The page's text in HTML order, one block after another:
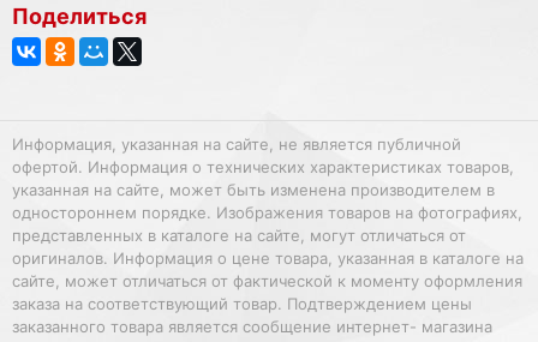
Поделиться
Информация, указанная на сайте, не является публичной
офертой. Информация о технических характеристиках товаров,
указанная на сайте, может быть изменена производителем в
одностороннем порядке. Изображения товаров на фотографиях,
представленных в каталоге на сайте, могут отличаться от
оригиналов. Информация о цене товара, указанная в каталоге на
сайте, может отличаться от фактической к моменту оформления
заказа на соответствующий товар. Подтверждением цены
заказанного товара является сообщение интернет- магазина